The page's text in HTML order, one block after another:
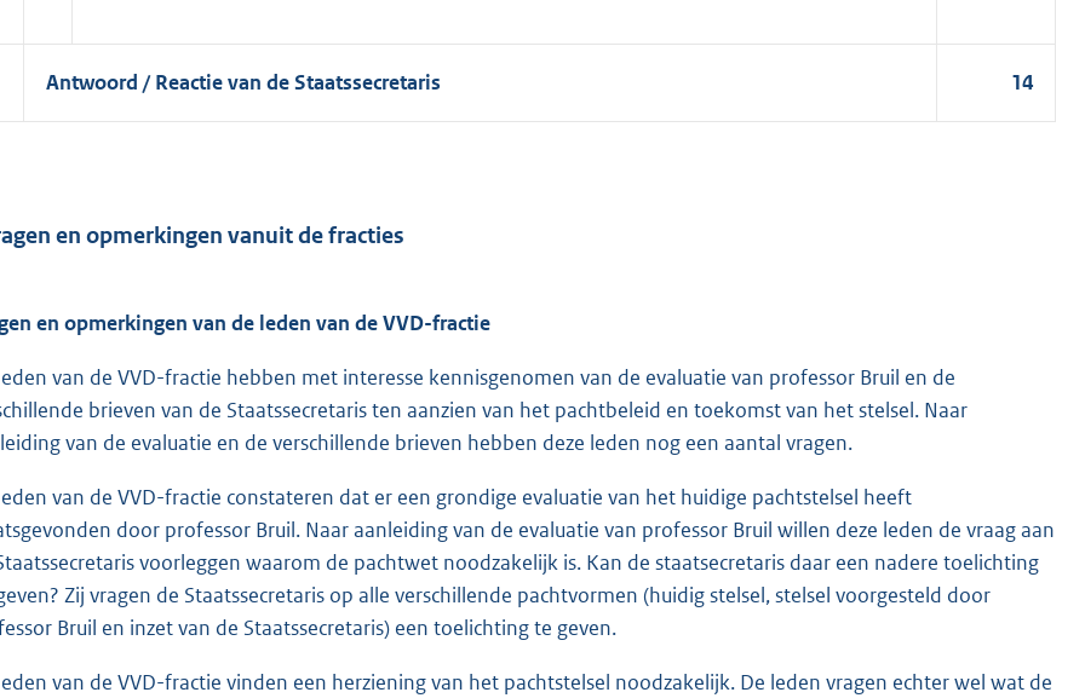
Antwoord / Reactie van de Staatssecretaris 14
en opmerkingen vanuit de fracties
en opmerkingen van de leden van de VVD-fractie
van de VVD-fractie hebben met interesse kennisgenomen van de evaluatie van professor Bruil en de
brieven van de Staatssecretaris ten aanzien van het pachtbeleid en toekomst van het stelsel. Naar
van de evaluatie en de verschillende brieven hebben deze leden nog een aantal vragen.
van de VVD-fractie constateren dat er een grondige evaluatie van het huidige pachtstelsel heeft
door professor Bruil. Naar aanleiding van de evaluatie van professor Bruil willen deze leden de vraag aan
voorleggen waarom de pachtwet noodzakelijk is. Kan de staatsecretaris daar een nadere toelichting
Zij vragen de Staatssecretaris op alle verschillende pachtvormen (huidig stelsel, stelsel voorgesteld door
Bruil en inzet van de Staatssecretaris) een toelichting te geven.
van de VVD-fractie vinden een herziening van het pachtstelsel noodzakelijk. De leden vragen echter wel wat de